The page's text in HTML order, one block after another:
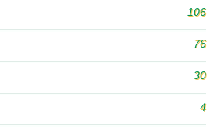
106
76
30
4